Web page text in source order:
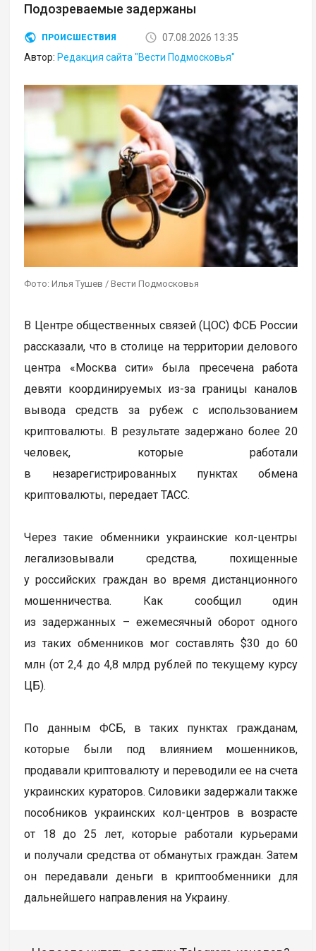
Подозреваемые задержаны
ПРОИСШЕСТВИЯ
07.08.2026 13:35
Автор: Редакция сайта "Вести Подмосковья"
Фото: Илья Тушев / Вести Подмосковья
В Центре общественных связей (ЦОС) ФСБ России
рассказали, что в столице на территории делового
центра «Москва сити» была пресечена работа
девяти координируемых из-за границы каналов
вывода средств за рубеж с использованием
криптовалюты. В результате задержано более 20
человек, которые работали
в незарегистрированных пунктах обмена
криптовалюты, передает ТАСС.
Через такие обменники украинские кол-центры
легализовывали средства, похищенные
у российских граждан во время дистанционного
мошенничества. Как сообщил один
из задержанных – ежемесячный оборот одного
из таких обменников мог составлять $30 до 60
млн (от 2,4 до 4,8 млрд рублей по текущему курсу
ЦБ).
По данным ФСБ, в таких пунктах гражданам,
которые были под влиянием мошенников,
продавали криптовалюту и переводили ее на счета
украинских кураторов. Силовики задержали также
пособников украинских кол-центров в возрасте
от 18 до 25 лет, которые работали курьерами
и получали средства от обманутых граждан. Затем
он передавали деньги в криптообменники для
дальнейшего направления на Украину.